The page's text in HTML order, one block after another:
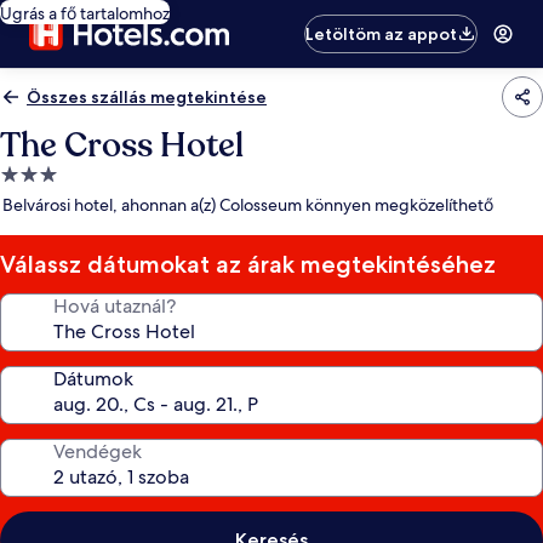
Ugrás a fő tartalomhoz
Letöltöm az appot
Összes szállás megtekintése
The Cross Hotel
3.0
csillagos
Belvárosi hotel, ahonnan a(z) Colosseum könnyen megközelíthető
Válassz dátumokat az árak megtekintéséhez
Hová utaznál?
Dátumok
Vendégek